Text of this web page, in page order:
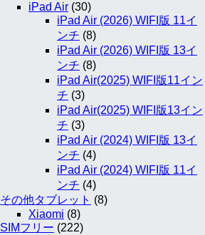
iPad Air (30)
iPad Air (2026) WIFI版 11イ
ンチ (8)
iPad Air (2026) WIFI版 13イ
ンチ (8)
iPad Air(2025) WIFI版11イン
チ (3)
iPad Air(2025) WIFI版13イン
チ (3)
iPad Air (2024) WIFI版 13イ
ンチ (4)
iPad Air (2024) WIFI版 11イ
ンチ (4)
その他タブレット (8)
Xiaomi (8)
SIMフリー (222)